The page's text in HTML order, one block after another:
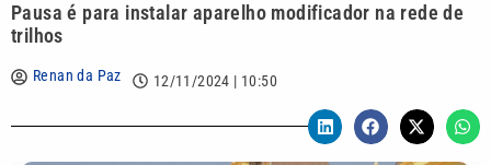
Pausa é para instalar aparelho modificador na rede de
trilhos
Renan da Paz 12/11/2024 | 10:50